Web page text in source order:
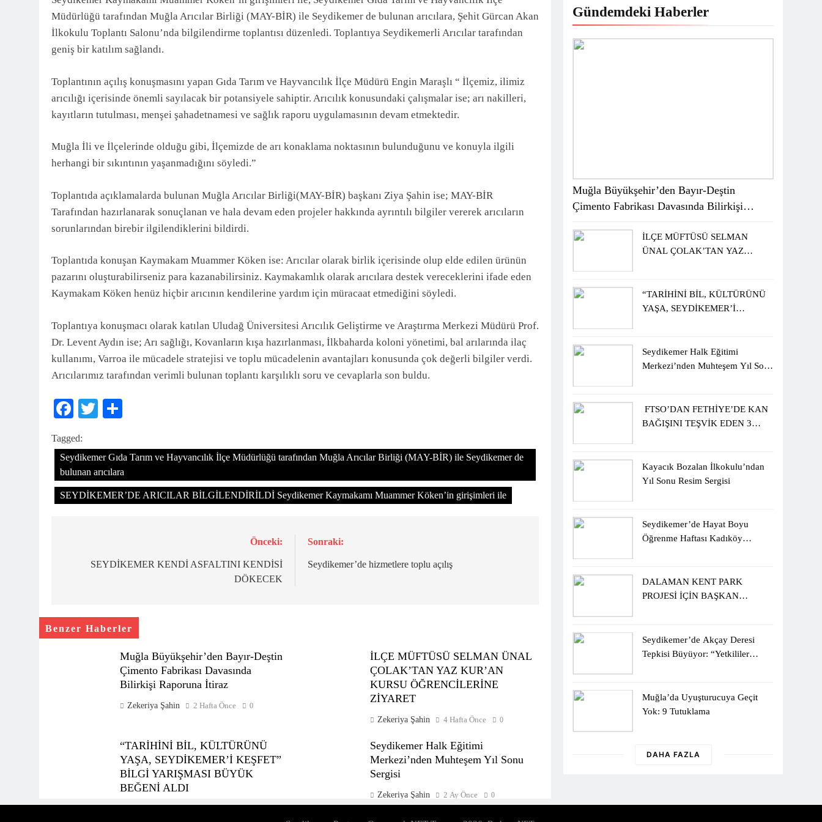
3 Ay Önce
Müdürlüğü tarafından Muğla Arıcılar Birliği (MAY-BİR) ile Seydikemer de bulunan arıcılara, Şehit Gürcan Akan
İlkokulu Toplantı Salonu’nda bilgilendirme toplantısı düzenledi. Toplantıya Seydikemerli Arıcılar tarafından
geniş bir katılım sağlandı.
Toplantının açılış konuşmasını yapan Gıda Tarım ve Hayvancılık İlçe Müdürü Engin Maraşlı “ İlçemiz, ilimiz
arıcılığı içerisinde önemli sayılacak bir potansiyele sahiptir. Arıcılık konusundaki çalışmalar ise; arı nakilleri,
kayıtların tutulması, menşei şahadetnamesi ve sağlık raporu uygulamasının devam etmektedir.
Muğla İli ve İlçelerinde olduğu gibi, İlçemizde de arı konaklama noktasının bulunduğunu ve konuyla ilgili
herhangi bir sıkıntının yaşanmadığını söyledi.”
Toplantıda açıklamalarda bulunan Muğla Arıcılar Birliği(MAY-BİR) başkanı Ziya Şahin ise; MAY-BİR
Tarafından hazırlanarak sonuçlanan ve hala devam eden projeler hakkında ayrıntılı bilgiler vererek arıcıların
sorunlarından birebir ilgilendiklerini bildirdi.
Toplantıda konuşan Kaymakam Muammer Köken ise: Arıcılar olarak birlik içerisinde olup elde edilen ürünün
pazarını oluşturabilirseniz para kazanabilirsiniz. Kaymakamlık olarak arıcılara destek vereceklerini ifade eden
Kaymakam Köken henüz hiçbir arıcının kendilerine yardım için müracaat etmediğini söyledi.
Toplantıya konuşmacı olarak katılan Uludağ Üniversitesi Arıcılık Geliştirme ve Araştırma Merkezi Müdürü Prof.
Dr. Levent Aydın ise; Arı sağlığı, Kovanların kışa hazırlanması, İlkbaharda koloni yönetimi, bal arılarında ilaç
kullanımı, Varroa ile mücadele stratejisi ve toplu mücadelenin avantajları konusunda çok değerli bilgiler verdi.
Arıcılarımız tarafından verimli bulunan toplantı karşılıklı soru ve cevaplarla son buldu.
Facebook
Twitter
Tagged:
Seydikemer Gıda Tarım ve Hayvancılık İlçe Müdürlüğü tarafından Muğla Arıcılar Birliği (MAY-BİR) ile Seydikemer de
bulunan arıcılara
SEYDİKEMER’DE ARICILAR BİLGİLENDİRİLDİ Seydikemer Kaymakamı Muammer Köken’in girişimleri ile
gezinmesi
Önceki:
SEYDİKEMER KENDİ ASFALTINI KENDİSİ
DÖKECEK
Sonraki:
Seydikemer’de hizmetlere toplu açılış
Benzer Haberler
Muğla Büyükşehir’den Bayır-Deştin
Çimento Fabrikası Davasında
Bilirkişi Raporuna İtiraz
Zekeriya Şahin 2 Hafta Önce 0
İLÇE MÜFTÜSÜ SELMAN ÜNAL
ÇOLAK’TAN YAZ KUR’AN
KURSU ÖĞRENCİLERİNE
ZİYARET
Zekeriya Şahin 4 Hafta Önce 0
“TARİHİNİ BİL, KÜLTÜRÜNÜ
YAŞA, SEYDİKEMER’İ KEŞFET”
BİLGİ YARIŞMASI BÜYÜK
BEĞENİ ALDI
Seydikemer Halk Eğitimi
Merkezi’nden Muhteşem Yıl Sonu
Sergisi
Zekeriya Şahin 2 Ay Önce 0
Gündemdeki Haberler
Muğla Büyükşehir’den Bayır-Deştin
Çimento Fabrikası Davasında Bilirkişi
İLÇE MÜFTÜSÜ SELMAN
ÜNAL ÇOLAK’TAN YAZ
“TARİHİNİ BİL, KÜLTÜRÜNÜ
YAŞA, SEYDİKEMER’İ
Seydikemer Halk Eğitimi
Merkezi’nden Muhteşem Yıl Sonu
FTSO’DAN FETHİYE’DE KAN
BAĞIŞINI TEŞVİK EDEN 3
Kayacık Bozalan İlkokulu’ndan
Yıl Sonu Resim Sergisi
Seydikemer’de Hayat Boyu
Öğrenme Haftası Kadıköy
DALAMAN KENT PARK
PROJESİ İÇİN BAŞKAN
Seydikemer’de Akçay Deresi
Tepkisi Büyüyor: “Yetkililer
Muğla’da Uyuşturucuya Geçit
Yok: 9 Tutuklama
DAHA FAZLA